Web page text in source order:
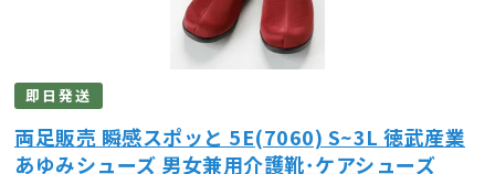
即日発送
両足販売 瞬感スポッと 5E(7060) S~3L 徳武産業
あゆみシューズ 男女兼用介護靴･ケアシューズ